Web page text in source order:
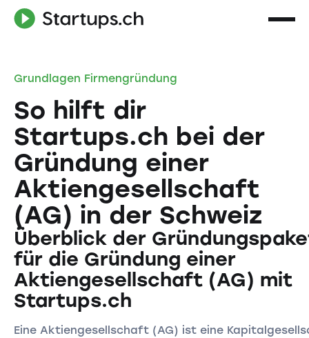
Grundlagen Firmengründung
So hilft dir
Startups.ch bei der
Gründung einer
Aktiengesellschaft
(AG) in der Schweiz
Überblick der
für die Gründung einer
Aktiengesellschaft (AG) mit
Startups.ch
Eine Aktiengesellschaft (AG) ist eine